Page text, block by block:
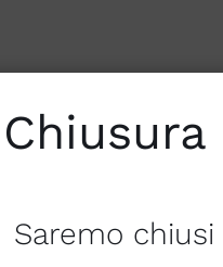
Saremo